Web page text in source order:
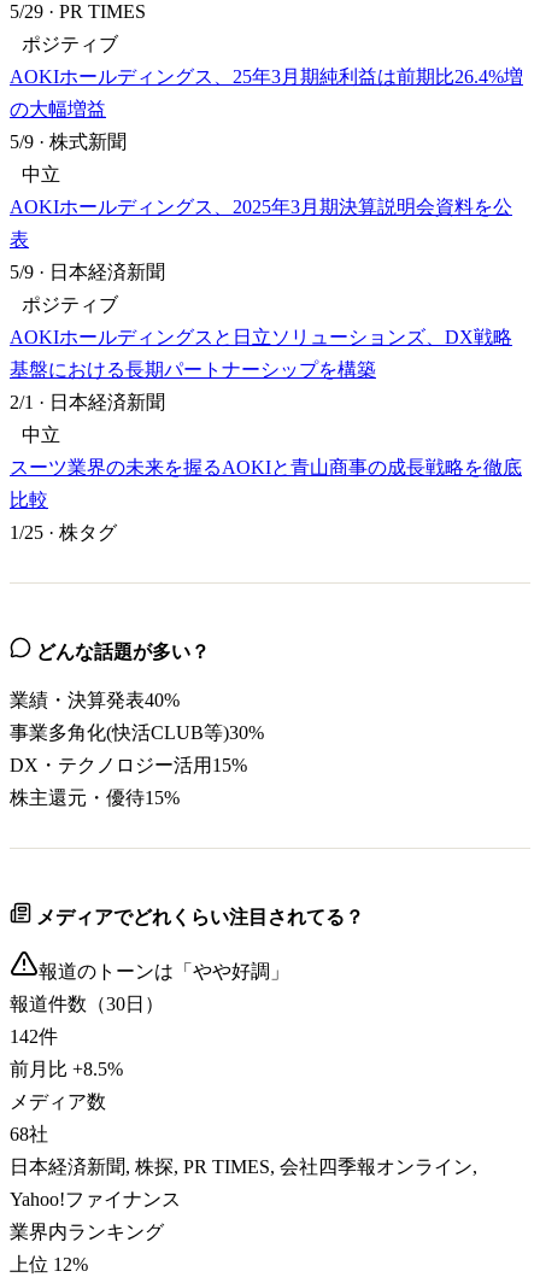
5/29 · PR TIMES
ポジティブ
AOKIホールディングス、25年3月期純利益は前期比26.4%増
の大幅増益
5/9 · 株式新聞
中立
AOKIホールディングス、2025年3月期決算説明会資料を公
表
5/9 · 日本経済新聞
ポジティブ
AOKIホールディングスと日立ソリューションズ、DX戦略
基盤における長期パートナーシップを構築
2/1 · 日本経済新聞
中立
スーツ業界の未来を握るAOKIと青山商事の成長戦略を徹底
比較
1/25 · 株タグ
どんな話題が多い？
業績・決算発表40%
事業多角化(快活CLUB等)30%
DX・テクノロジー活用 15%
株主還元・優待15%
メディアでどれくらい注目されてる？
報道のトーンは「 やや好調 」
報道件数（30日）
142件
前月比 +8.5%
メディア数
68社
日本経済新聞, 株探, PR TIMES, 会社四季報オンライン,
Yahoo!ファイナンス
業界内ランキング
上位 12%